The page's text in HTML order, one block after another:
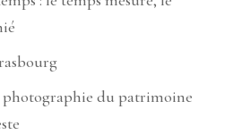
du patrimoine